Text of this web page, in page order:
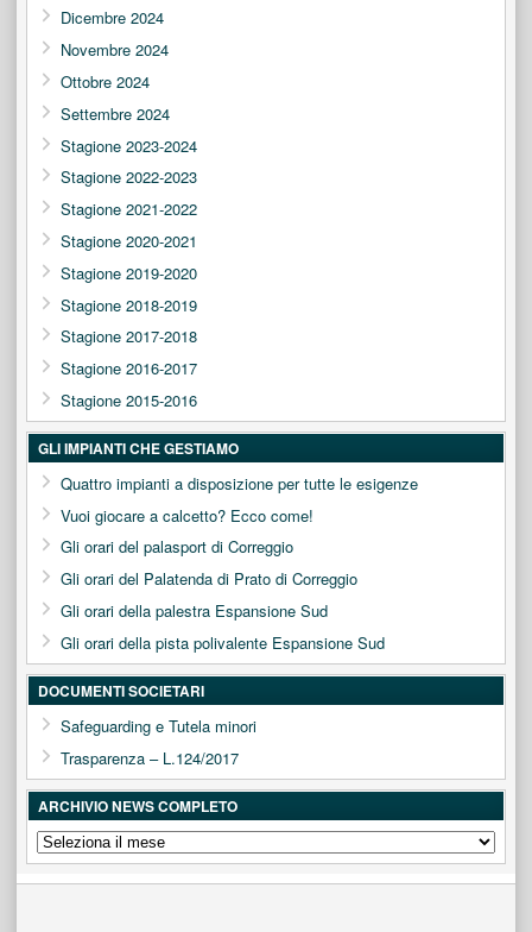
Dicembre 2024
Novembre 2024
Ottobre 2024
Settembre 2024
Stagione 2023-2024
Stagione 2022-2023
Stagione 2021-2022
Stagione 2020-2021
Stagione 2019-2020
Stagione 2018-2019
Stagione 2017-2018
Stagione 2016-2017
Stagione 2015-2016
GLI IMPIANTI CHE GESTIAMO
Quattro impianti a disposizione per tutte le esigenze
Vuoi giocare a calcetto? Ecco come!
Gli orari del palasport di Correggio
Gli orari del Palatenda di Prato di Correggio
Gli orari della palestra Espansione Sud
Gli orari della pista polivalente Espansione Sud
DOCUMENTI SOCIETARI
Safeguarding e Tutela minori
Trasparenza – L.124/2017
ARCHIVIO NEWS COMPLETO
ARCHIVIO
NEWS
COMPLETO